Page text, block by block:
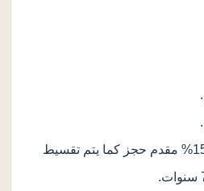
طرق الدفع والتقسيط : 15% مقدم حجز كما يتم تقسيط